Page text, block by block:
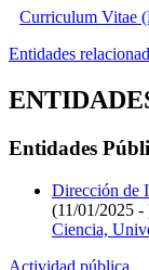
Curriculum Vitae
Entidades
Entidades
Dirección de
(11/01/2025 -
Ciencia,
Actividad pública